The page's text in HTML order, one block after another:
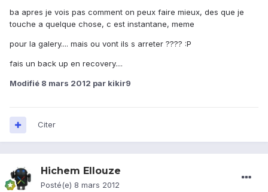
ba apres je vois pas comment on peux faire mieux, des que je
touche a quelque chose, c est instantane, meme
pour la galery.... mais ou vont ils s arreter ???? :P
fais un back up en recovery....
Modifié 8 mars 2012 par kikir9
Citer
Hichem Ellouze
Posté(e) 8 mars 2012